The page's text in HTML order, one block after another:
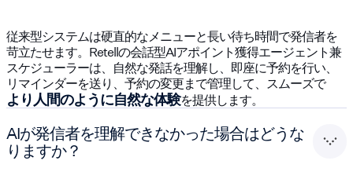
従来型システムは硬直的なメニューと長い待ち時間で発信者を
苛立たせます。Retellの会話型AIアポイント獲得エージェント兼
スケジューラーは、自然な発話を理解し、即座に予約を行い、
リマインダーを送り、予約の変更まで管理して、スムーズで
より人間のように自然な体験を提供します。
AIが発信者を理解できなかった場合はどうな
りますか？